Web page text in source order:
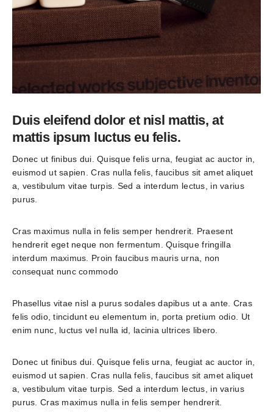
Duis eleifend dolor et nisl mattis, at
mattis ipsum luctus eu felis.
Donec ut finibus dui. Quisque felis urna, feugiat ac auctor in,
euismod ut sapien. Cras nulla felis, faucibus sit amet aliquet
a, vestibulum vitae turpis. Sed a interdum lectus, in varius
purus.
Cras maximus nulla in felis semper hendrerit. Praesent
hendrerit eget neque non fermentum. Quisque fringilla
interdum maximus. Proin faucibus mauris urna, non
consequat nunc commodo
Phasellus vitae nisl a purus sodales dapibus ut a ante. Cras
felis odio, tincidunt eu elementum in, porta pretium odio. Ut
enim nunc, luctus vel nulla id, lacinia ultrices libero.
Donec ut finibus dui. Quisque felis urna, feugiat ac auctor in,
euismod ut sapien. Cras nulla felis, faucibus sit amet aliquet
a, vestibulum vitae turpis. Sed a interdum lectus, in varius
purus. Cras maximus nulla in felis semper hendrerit.